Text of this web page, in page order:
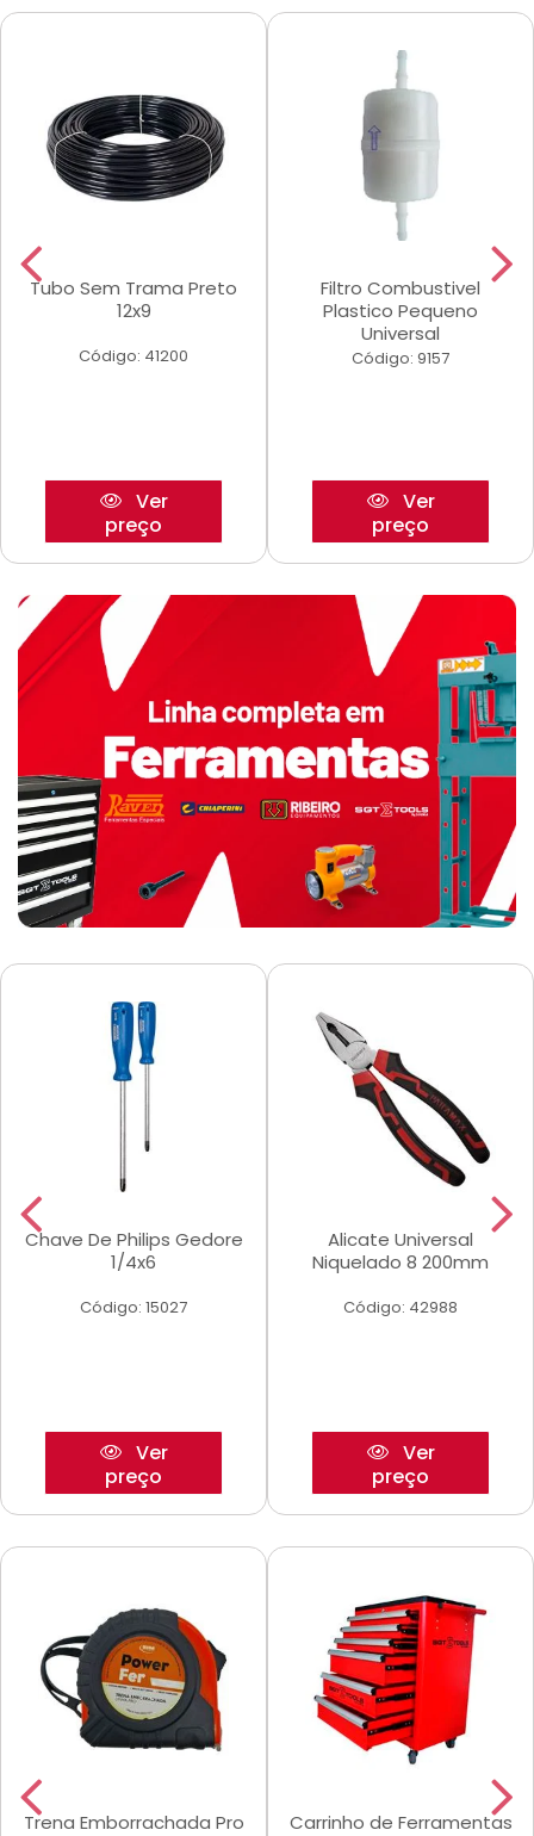
Tubo Sem Trama Preto
12x9
Código: 41200
Ver
preço
Filtro Combustivel
Plastico Pequeno
Universal
Código: 9157
Ver
preço
Chave De Philips Gedore
1/4x6
Código: 15027
Ver
preço
Alicate Universal
Niquelado 8 200mm
Código: 42988
Ver
preço
Trena Emborrachada Pro
Carrinho de Ferramentas